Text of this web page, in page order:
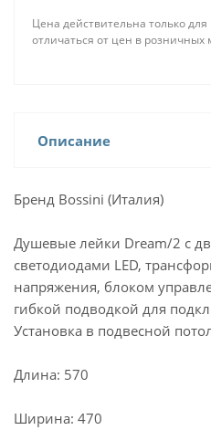
Цена действительна только
отличаться от цен в розничных
Описание
Бренд Bossini (Италия)
Душевые лейки Dream/2 с
светодиодами LED,
напряжения, блоком
гибкой подводкой для
Установка в подвесной
Длина: 570
Ширина: 470